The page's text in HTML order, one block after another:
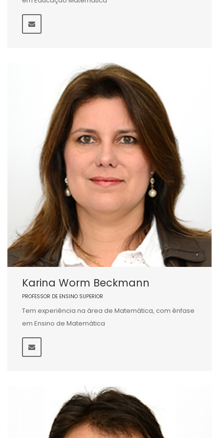
Karina Worm Beckmann
PROFESSOR DE ENSINO SUPERIOR
Tem experiência na área de Matemática, com ênfase
em Ensino de Matemática